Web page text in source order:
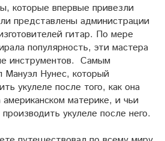
которые впервые привезли
представлены администрации
гитар. По мере
популярность, эти мастера
инструментов. Самым
Нунес, который
укулеле после того, как она
материке, и чьи
укулеле после него.